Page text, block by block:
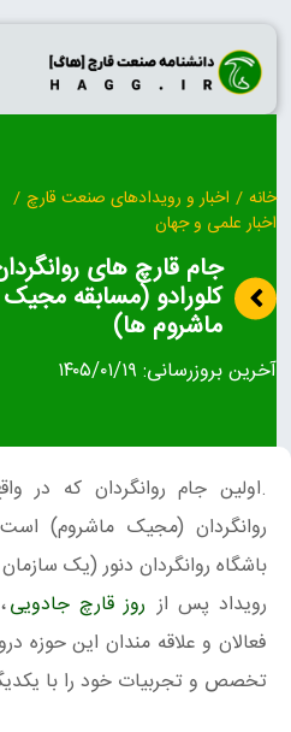
Skip
content
خانه / اخبار و رویدادهای صنعت قارچ /
اخبار علمی و جهان
جام قارچ های
کلورادو (مسابقه مجیک
ماشروم ها)
آخرین بروزرسانی: ۱۴۰۵/۰۱/۱۹
.اولین جام روانگردان که در
باشگاه روانگردان دنور (یک
رویداد پس از روز قارچ جادویی
فعالان و علاقه مندان این حوزه
تخصص و تجربیات خود را با